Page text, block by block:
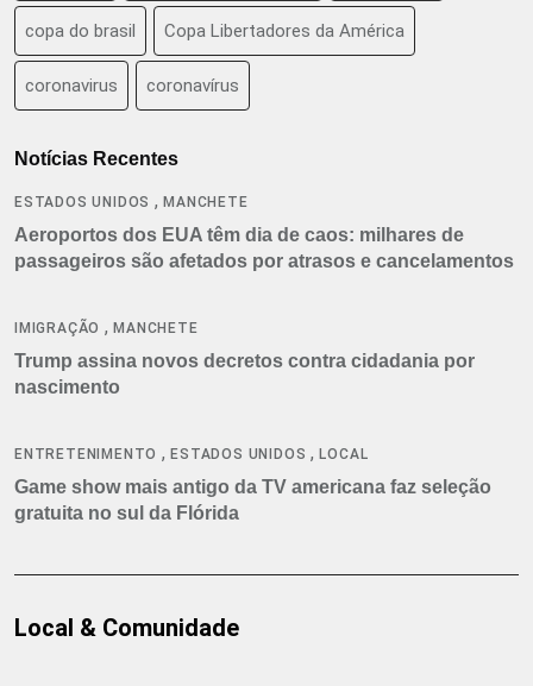
copa do brasil Copa Libertadores da América
coronavirus coronavírus
Notícias Recentes
ESTADOS UNIDOS ,MANCHETE
Aeroportos dos EUA têm dia de caos: milhares de
passageiros são afetados por atrasos e cancelamentos
IMIGRAÇÃO ,MANCHETE
Trump assina novos decretos contra cidadania por
nascimento
ENTRETENIMENTO ,ESTADOS UNIDOS ,LOCAL
Game show mais antigo da TV americana faz seleção
gratuita no sul da Flórida
Local & Comunidade